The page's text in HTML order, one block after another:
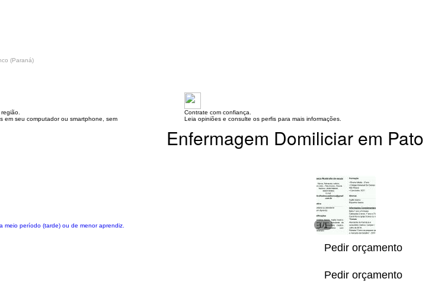
(Paraná)
em seu computador ou smartphone, sem
Contrate com confiança.
Leia opiniões e consulte os perfis para mais informações.
Enfermagem Domiliciar em Pato
período (tarde) ou de menor aprendiz.
1/1
Pedir orçamento
Pedir orçamento